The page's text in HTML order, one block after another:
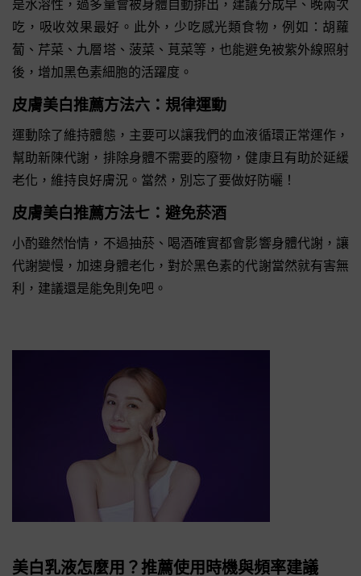
是水溶性，過多量會被身體自動排出，建議分成早、晚兩次
吃，吸收效果最好。此外，少吃感光類食物，例如：胡蘿
蔔、芹菜、九層塔、菠菜、莧菜等，也能避免被紫外線照射
後，增加黑色素細胞的活躍度。
皮膚美白推薦方法六：規律運動
運動除了維持體態，主要可以讓我們的血液循環正常運作，
幫助新陳代謝，排除身體不需要的廢物，健康且有助於延緩
老化，維持良好膚況。當然，別忘了要做好防曬！
皮膚美白推薦方法七：避免菸酒
小酌雖然怡情，不過抽菸、喝酒確實都會影響身體代謝，讓
代謝變慢，加速身體老化，對於黑色素的代謝當然就有害無
利，建議還是能免則免吧。
美白乳液怎麼用？推薦使用時機與頻率建議